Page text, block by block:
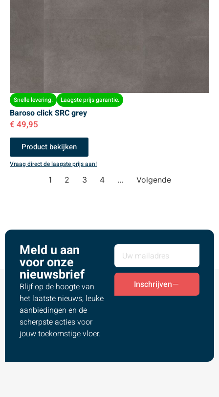
Snelle levering. Laagste prijs garantie.
Baroso click SRC grey
€ 49,95
Product bekijken
Vraag direct de laagste prijs aan!
1 2 3 4 … Volgende
Meld u aan
voor onze
nieuwsbrief
Blijf op de hoogte van
het laatste nieuws, leuke
aanbiedingen en de
scherpste acties voor
jouw toekomstige vloer.
Inschrijven